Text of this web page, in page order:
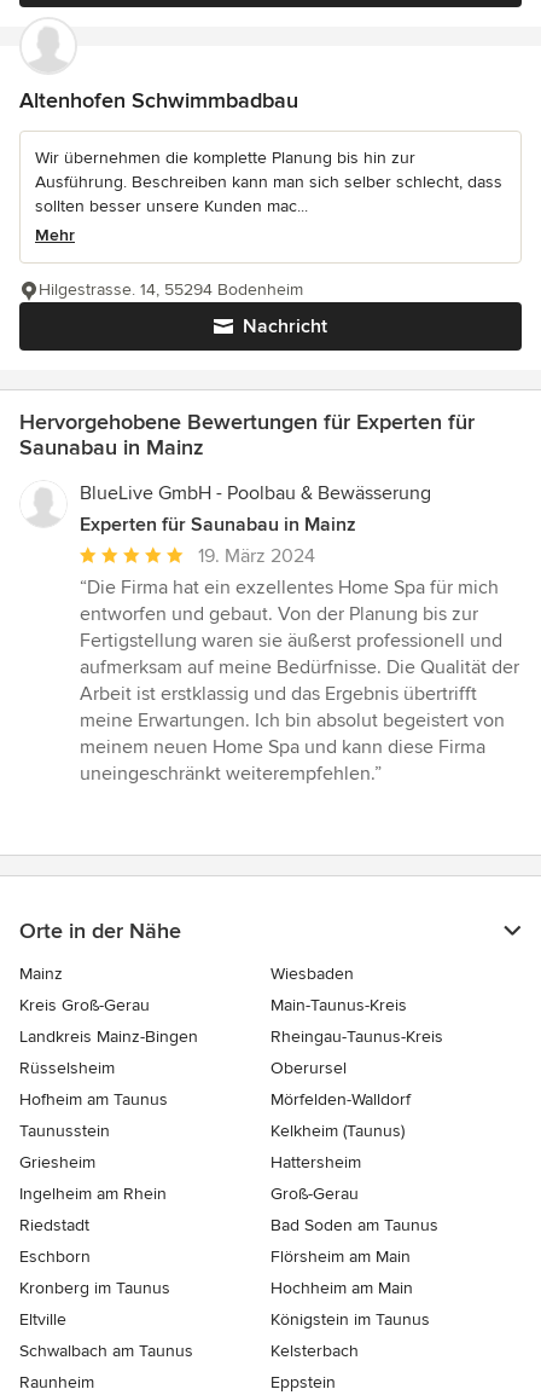
Altenhofen Schwimmbadbau
Wir übernehmen die komplette Planung bis hin zur
Ausführung. Beschreiben kann man sich selber schlecht, dass
sollten besser unsere Kunden mac...
Mehr
Nachricht
Hilgestrasse. 14, 55294 Bodenheim
Hervorgehobene Bewertungen für Experten für
Saunabau in Mainz
BlueLive GmbH - Poolbau & Bewässerung
Experten für Saunabau in Mainz
Durchschnittliche
Bewertung:
5
von
5
Sternen
19. März 2024
“Die Firma hat ein exzellentes Home Spa für mich
entworfen und gebaut. Von der Planung bis zur
Fertigstellung waren sie äußerst professionell und
aufmerksam auf meine Bedürfnisse. Die Qualität der
Arbeit ist erstklassig und das Ergebnis übertrifft
meine Erwartungen. Ich bin absolut begeistert von
meinem neuen Home Spa und kann diese Firma
uneingeschränkt weiterempfehlen.”
Orte in der Nähe
Mainz
Wiesbaden
Kreis Groß-Gerau
Main-Taunus-Kreis
Landkreis Mainz-Bingen
Rheingau-Taunus-Kreis
Rüsselsheim
Oberursel
Hofheim am Taunus
Mörfelden-Walldorf
Taunusstein
Kelkheim (Taunus)
Griesheim
Hattersheim
Ingelheim am Rhein
Groß-Gerau
Riedstadt
Bad Soden am Taunus
Eschborn
Flörsheim am Main
Kronberg im Taunus
Hochheim am Main
Eltville
Königstein im Taunus
Schwalbach am Taunus
Kelsterbach
Raunheim
Eppstein